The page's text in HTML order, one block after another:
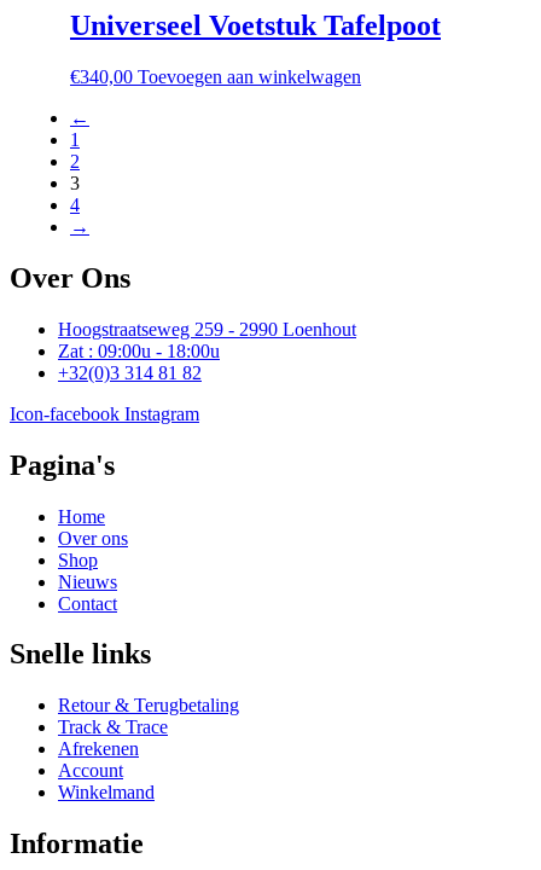
Universeel Voetstuk Tafelpoot
€340,00 Toevoegen aan winkelwagen
←
1
2
3
4
→
Over Ons
Hoogstraatseweg 259 - 2990 Loenhout
Zat : 09:00u - 18:00u
+32(0)3 314 81 82
Icon-facebook Instagram
Pagina's
Home
Over ons
Shop
Nieuws
Contact
Snelle links
Retour & Terugbetaling
Track & Trace
Afrekenen
Account
Winkelmand
Informatie